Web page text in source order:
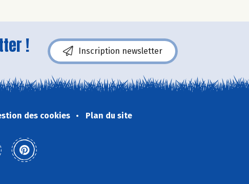
! Inscription newsletter
des cookies Plan du site